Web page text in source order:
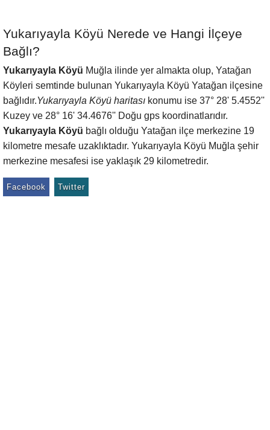
Yukarıyayla Köyü Nerede ve Hangi İlçeye
Bağlı?
Yukarıyayla Köyü Muğla ilinde yer almakta olup, Yatağan
Köyleri semtinde bulunan Yukarıyayla Köyü Yatağan ilçesine
bağlıdır.Yukarıyayla Köyü haritası konumu ise 37° 28' 5.4552''
Kuzey ve 28° 16' 34.4676'' Doğu gps koordinatlarıdır.
Yukarıyayla Köyü bağlı olduğu Yatağan ilçe merkezine 19
kilometre mesafe uzaklıktadır. Yukarıyayla Köyü Muğla şehir
merkezine mesafesi ise yaklaşık 29 kilometredir.
Facebook Twitter